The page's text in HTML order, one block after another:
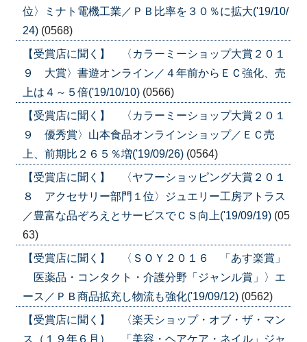
位〉ミナト電機工業／ＰＢ比率を３０％に拡大('19/10/
24) (0568)
【受賞店に聞く】 〈カラーミーショップ大賞２０１
９ 大賞〉書遊オンライン／４年前からＥＣ強化、売
上は４～５倍('19/10/10) (0566)
【受賞店に聞く】 〈カラーミーショップ大賞２０１
９ 優秀賞〉山本食品オンラインショップ／ＥＣ売
上、前期比２６５％増('19/09/26) (0564)
【受賞店に聞く】 〈ヤフーショッピング大賞２０１
８ アクセサリー部門１位〉ジュエリー工房アトラス
／豊富な品ぞろえとサービスでＣＳ向上('19/09/19) (05
63)
【受賞店に聞く】 〈ＳＯＹ２０１６ 「あす楽賞」
医薬品・コンタクト・介護分野「ジャンル賞」〉エ
ース／ＰＢ商品拡充し物流も強化('19/09/12) (0562)
【受賞店に聞く】 〈楽天ショップ・オブ・ザ・マン
ス（１９年６月） 「美容・ヘアケア・ネイル」ジャ